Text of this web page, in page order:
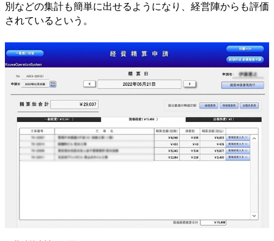
別などの集計も簡単に出せるようになり、経営陣からも評価
されているという。